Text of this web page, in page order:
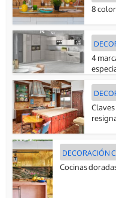
8
4
DECORACIÓN
Cocinas